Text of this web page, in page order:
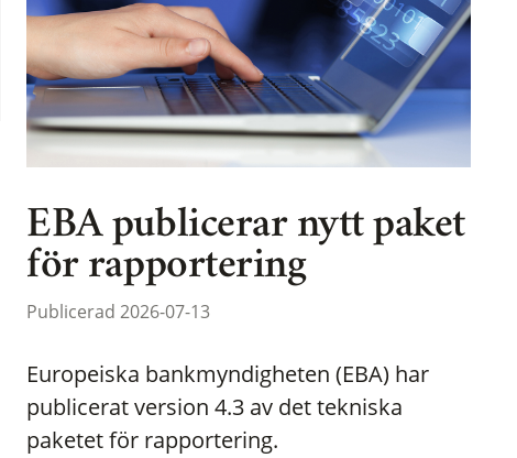
EBA publicerar nytt paket
för rapportering
Publicerad 2026-07-13
Europeiska bankmyndigheten (EBA) har
publicerat version 4.3 av det tekniska
paketet för rapportering.